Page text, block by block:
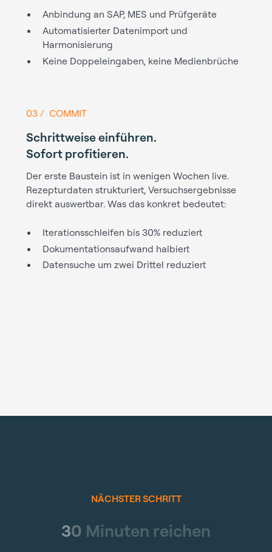
Anbindung an SAP, MES und Prüfgeräte
Automatisierter Datenimport und
Harmonisierung
Keine Doppeleingaben, keine Medienbrüche
03 / COMMIT
Schrittweise einführen.
Sofort profitieren.
Der erste Baustein ist in wenigen Wochen live.
Rezepturdaten strukturiert, Versuchsergebnisse
direkt auswertbar. Was das konkret bedeutet:
Iterationsschleifen bis 30% reduziert
Dokumentationsaufwand halbiert
Datensuche um zwei Drittel reduziert
NÄCHSTER SCHRITT
30 Minuten reichen